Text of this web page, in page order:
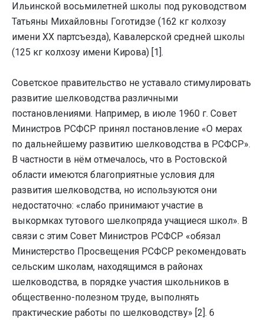
Ильинской восьмилетней школы под руководством
Татьяны Михайловны Гоготидзе (162 кг колхозу
имени XX партсъезда), Кавалерской средней школы
(125 кг колхозу имени Кирова) [1].
Советское правительство не уставало стимулировать
развитие шелководства различными
постановлениями. Например, в июле 1960 г. Совет
Министров РСФСР принял постановление «О мерах
по дальнейшему развитию шелководства в РСФСР».
В частности в нём отмечалось, что в Ростовской
области имеются благоприятные условия для
развития шелководства, но используются они
недостаточно: «слабо принимают участие в
выкормках тутового шелкопряда учащиеся школ». В
связи с этим Совет Министров РСФСР «обязал
Министерство Просвещения РСФСР рекомендовать
сельским школам, находящимся в районах
шелководства, в порядке участия школьников в
общественно-полезном труде, выполнять
практические работы по шелководству» [2]. 6